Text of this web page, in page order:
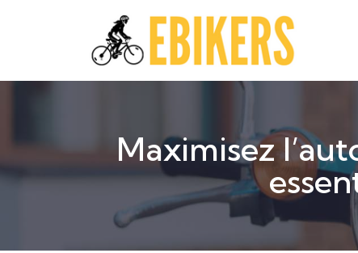
Maximisez